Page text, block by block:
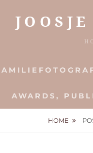
AWARDS,
HOME